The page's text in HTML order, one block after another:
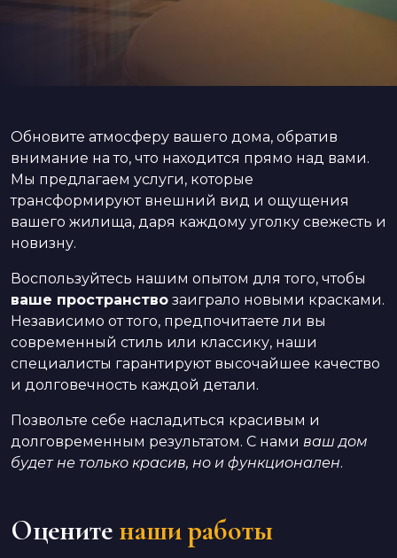
Обновите атмосферу вашего дома, обратив
внимание на то, что находится прямо над вами.
Мы предлагаем услуги, которые
трансформируют внешний вид и ощущения
вашего жилища, даря каждому уголку свежесть и
новизну.
Воспользуйтесь нашим опытом для того, чтобы
ваше пространство заиграло новыми красками.
Независимо от того, предпочитаете ли вы
современный стиль или классику, наши
специалисты гарантируют высочайшее качество
и долговечность каждой детали.
Позвольте себе насладиться красивым и
долговременным результатом. С нами ваш дом
будет не только красив, но и функционален.
Оцените наши работы